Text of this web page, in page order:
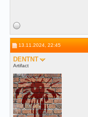
13.11.2024, 22:45
DENTNT
Artifact